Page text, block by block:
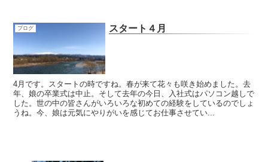
ブログ スタート４月
4月です。スタートの時ですね。春が来て花々も咲き始めました。去
年、娘の卒業式は中止。そして去年の今日、入社式はパソコン越しで
した。世の中の皆さんがいろいろな初めての経験をしているのでしょ
うね。今、娘は元気にやりがいを感じてお仕事させてい...